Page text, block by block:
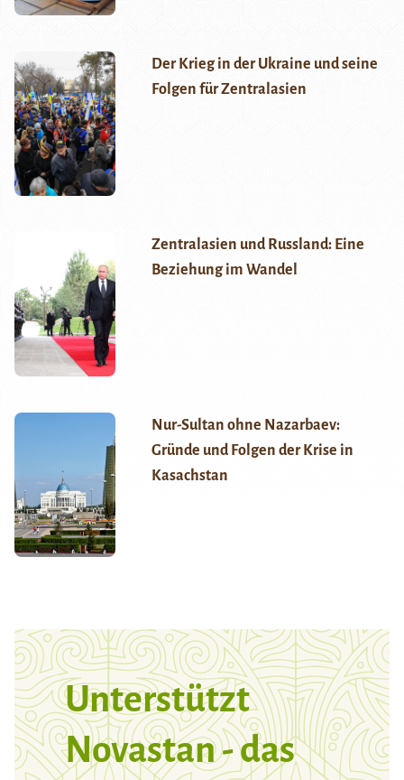
Der Krieg in der Ukraine und seine
Folgen für Zentralasien
Zentralasien und Russland: Eine
Beziehung im Wandel
Nur-Sultan ohne Nazarbaev:
Gründe und Folgen der Krise in
Kasachstan
Unterstützt
Novastan - das